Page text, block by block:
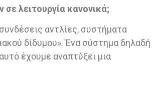
λειτουργία κανονικά;
αντλίες, συστήματα
δίδυμου». Ένα σύστημα δηλαδή
έχουμε αναπτύξει μια